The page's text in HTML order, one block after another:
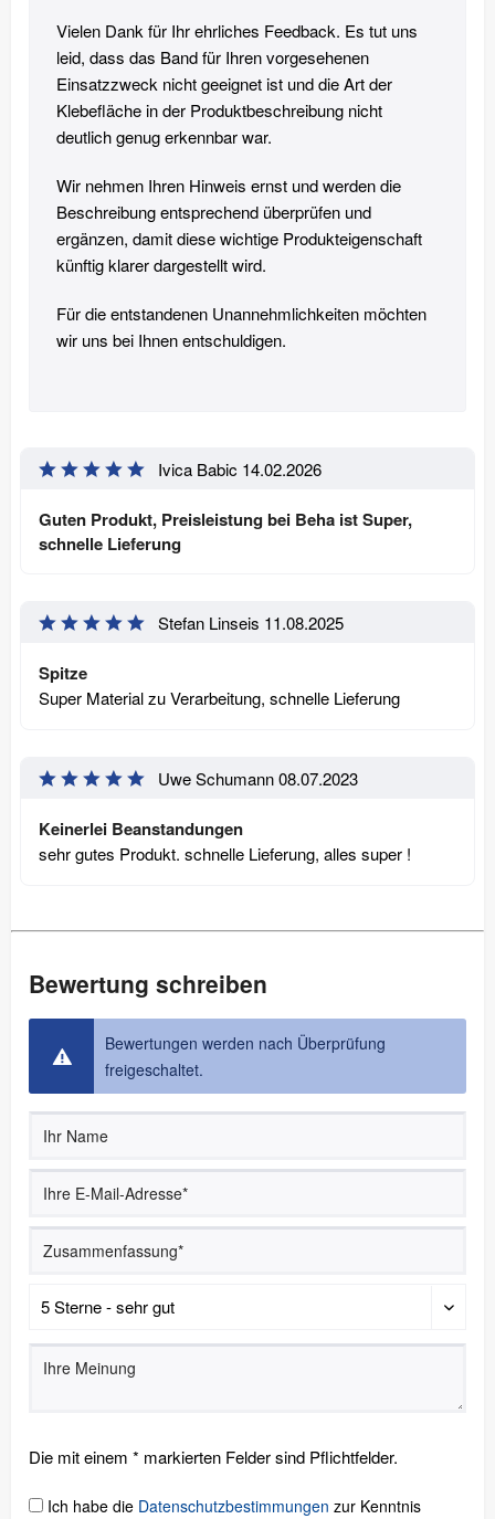
Vielen Dank für Ihr ehrliches Feedback. Es tut uns
leid, dass das Band für Ihren vorgesehenen
Einsatzzweck nicht geeignet ist und die Art der
Klebefläche in der Produktbeschreibung nicht
deutlich genug erkennbar war.
Wir nehmen Ihren Hinweis ernst und werden die
Beschreibung entsprechend überprüfen und
ergänzen, damit diese wichtige Produkteigenschaft
künftig klarer dargestellt wird.
Für die entstandenen Unannehmlichkeiten möchten
wir uns bei Ihnen entschuldigen.
Ivica Babic 14.02.2026
Guten Produkt, Preisleistung bei Beha ist Super,
schnelle Lieferung
Stefan Linseis 11.08.2025
Spitze
Super Material zu Verarbeitung, schnelle Lieferung
Uwe Schumann08.07.2023
Keinerlei Beanstandungen
sehr gutes Produkt. schnelle Lieferung, alles super !
Bewertung schreiben
Bewertungen werden nach Überprüfung
freigeschaltet.
Die mit einem * markierten Felder sind Pflichtfelder.
Ich habe die Datenschutzbestimmungen zur Kenntnis